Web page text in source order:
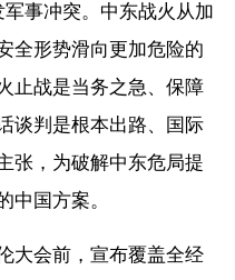
事冲突。中东战火从加
全形势滑向更加危险的
止战是当务之急、保障
谈判是根本出路、国际
张，为破解中东危局提
中国方案。
大会前，宣布覆盖全经